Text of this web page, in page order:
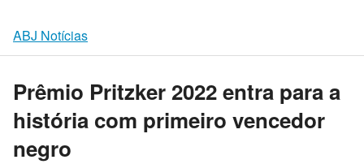
ABJ Notícias
Prêmio Pritzker 2022 entra para a
história com primeiro vencedor
negro